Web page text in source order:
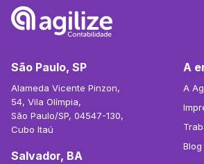
São Paulo, SP
Alameda Vicente Pinzon,
54, Vila Olímpia,
São Paulo/SP, 04547-130,
Cubo Itaú
Salvador, BA
A
A
Blog